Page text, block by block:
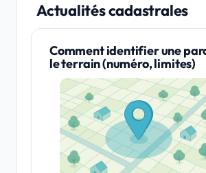
Actualités cadastrales
Comment identifier une
le terrain (numéro, limites)